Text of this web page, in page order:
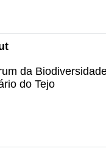
da
do Tejo